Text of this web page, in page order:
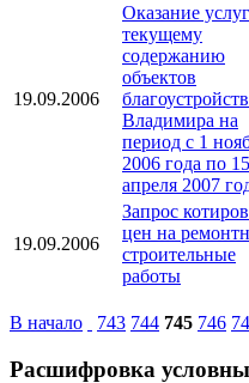
19.09.2006
Оказание
текущему
содержанию
объектов
Владимира на
период с 1
2006 года по 15
апреля 2007
19.09.2006
Запрос
цен на
строительные
работы
В начало 743 744 745 746
Расшифровка